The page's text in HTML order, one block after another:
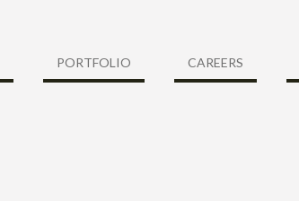
PORTFOLIO CAREERS